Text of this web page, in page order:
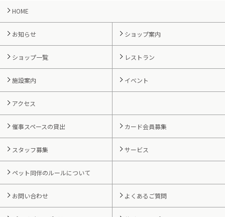
HOME
お知らせ ショップ案内
ショップ一覧 レストラン
施設案内 イベント
アクセス
催事スペースの貸出 カード会員募集
スタッフ募集 サービス
ペット同伴のルールについて
お問い合わせ よくあるご質問